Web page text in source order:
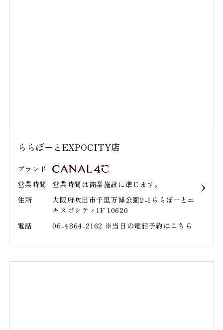
ららぽーとEXPOCITY店
ブランド
営業時間
営業時間は商業施設に準じます。
住所
大阪府吹田市千里万博公園2-1ららぽーとエ
キスポシティ1F 10620
電話
06-4864-2162 ※当日の電話予約はこちら